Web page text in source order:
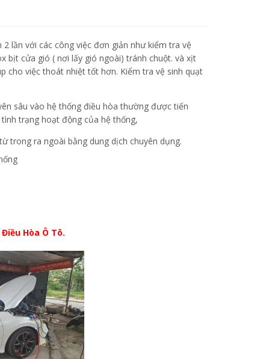
lần với các công việc đơn giản như kiểm tra vệ
bịt cửa gió ( nơi lấy gió ngoài) tránh chuột. và xịt
cho việc thoát nhiệt tốt hơn. Kiểm tra vệ sinh quạt
sâu vào hệ thống điều hòa thường được tiến
trạng hoạt động của hệ thống,
trong ra ngoài bằng dung dịch chuyên dụng.
Hòa Ô Tô.